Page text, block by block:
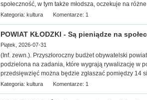
społeczność, w tym także młodsza, oczekuje na
Kategoria: kultura Komentarze: 1
POWIAT KŁODZKI - Są pieniądze na
Piątek, 2026-07-31
(Inf. zewn.). Przyszłoroczny budżet obywatelski
podzielona na zadania, które wygrają rywalizację w
przedsięwzięć można będzie zgłaszać pomiędzy 14
Kategoria: kultura Komentarze: 1